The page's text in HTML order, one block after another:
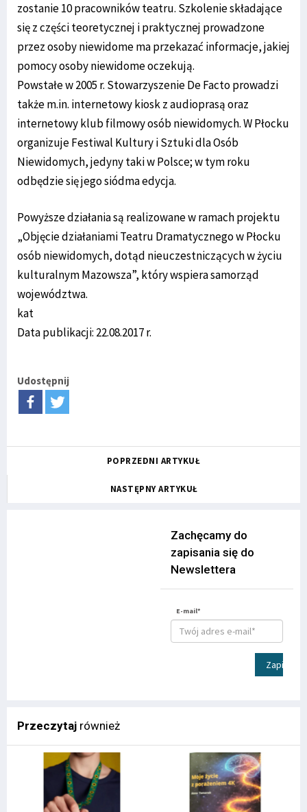
zostanie 10 pracowników teatru. Szkolenie składające
się z części teoretycznej i praktycznej prowadzone
przez osoby niewidome ma przekazać informacje, jakiej
pomocy osoby niewidome oczekują.
Powstałe w 2005 r. Stowarzyszenie De Facto prowadzi
także m.in. internetowy kiosk z audioprasą oraz
internetowy klub filmowy osób niewidomych. W Płocku
organizuje Festiwal Kultury i Sztuki dla Osób
Niewidomych, jedyny taki w Polsce; w tym roku
odbędzie się jego siódma edycja.
Powyższe działania są realizowane w ramach projektu
„Objęcie działaniami Teatru Dramatycznego w Płocku
osób niewidomych, dotąd nieuczestniczących w życiu
kulturalnym Mazowsza”, który wspiera samorząd
województwa.
kat
Data publikacji: 22.08.2017 r.
Udostępnij
POPRZEDNI ARTYKUŁ
NASTĘPNY ARTYKUŁ
Zachęcamy do
zapisania się do
Newslettera
E-mail*
Zapisz
Przeczytaj również